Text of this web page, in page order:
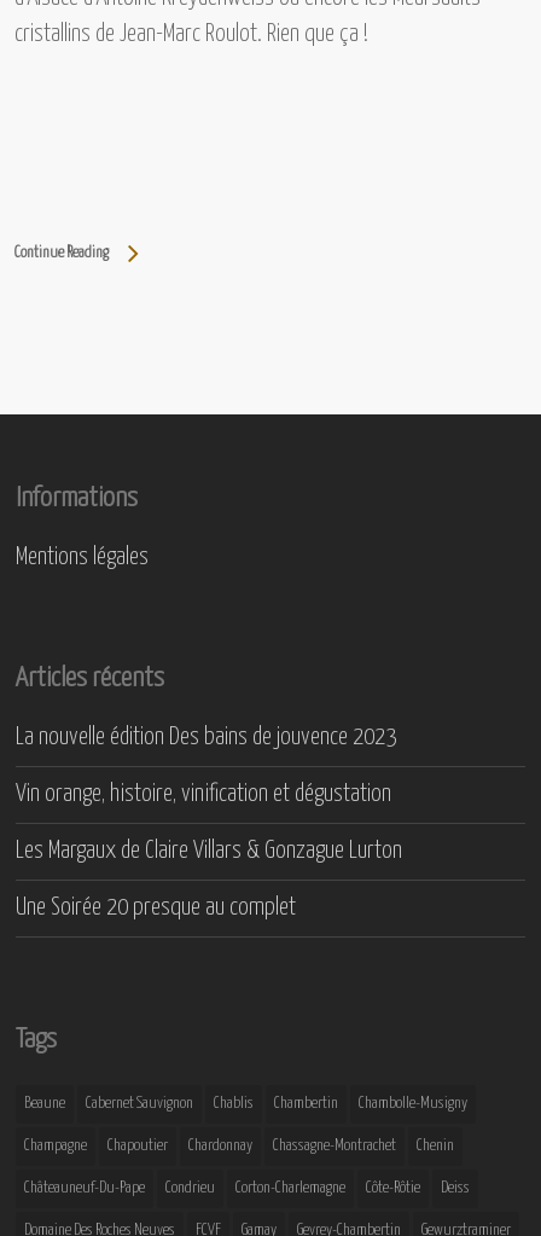
cristallins de Jean-Marc Roulot. Rien que ça !
Continue Reading
Informations
Mentions légales
Articles récents
La nouvelle édition Des bains de jouvence 2023
Vin orange, histoire, vinification et dégustation
Les Margaux de Claire Villars & Gonzague Lurton
Une Soirée 20 presque au complet
Tags
Beaune Cabernet Sauvignon Chablis Chambertin Chambolle-Musigny
Champagne Chapoutier Chardonnay Chassagne-Montrachet Chenin
Châteauneuf-Du-Pape Condrieu Corton-Charlemagne Côte-Rôtie Deiss
Domaine Des Roches Neuves FCVF Gamay Gevrey-Chambertin Gewurztraminer